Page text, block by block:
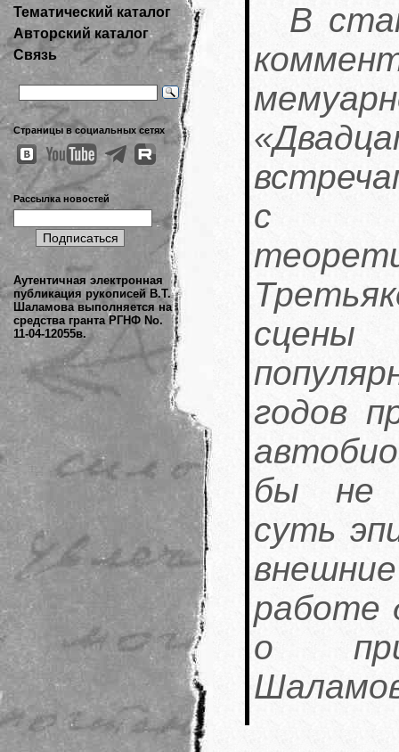
Тематический каталог
Авторский каталог
Связь
Страницы в социальных сетях
Рассылка новостей
Аутентичная электронная
публикация рукописей В.Т.
Шаламова выполняется на
средства гранта РГНФ No.
11-04-12055в.
В
с
сцены
годов
бы не
суть
работе
о